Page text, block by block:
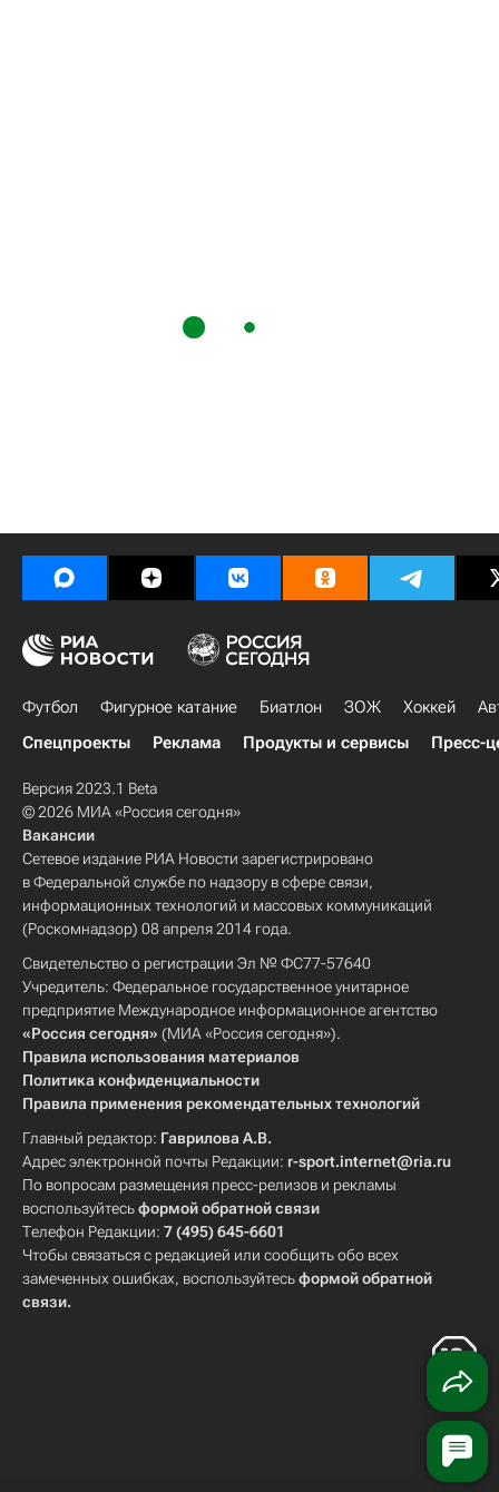
Футбол Фигурное катание Биатлон ЗОЖ Хоккей
Спецпроекты
Реклама Продукты и сервисы Пресс-
Версия 2023.1 Beta
© 2026 МИА «Россия сегодня»
Вакансии
Сетевое издание РИА Новости зарегистрировано
в Федеральной службе по надзору в сфере связи,
информационных технологий и массовых коммуникаций
(Роскомнадзор) 08 апреля 2014 года.
Свидетельство о регистрации Эл № ФС77-57640
Учредитель: Федеральное государственное унитарное
предприятие Международное информационное агентство
«Россия сегодня» (МИА «Россия сегодня»).
Правила использования материалов
Политика конфиденциальности
Правила применения рекомендательных технологий
Главный редактор: Гаврилова А.В.
Адрес электронной почты Редакции: r-sport.internet@ria.ru
По вопросам размещения пресс-релизов и рекламы
воспользуйтесьформой обратной связи
Телефон Редакции: 7 (495) 645-6601
Чтобы связаться с редакцией или сообщить обо всех
замеченных ошибках, воспользуйтесьформой обратной
связи.